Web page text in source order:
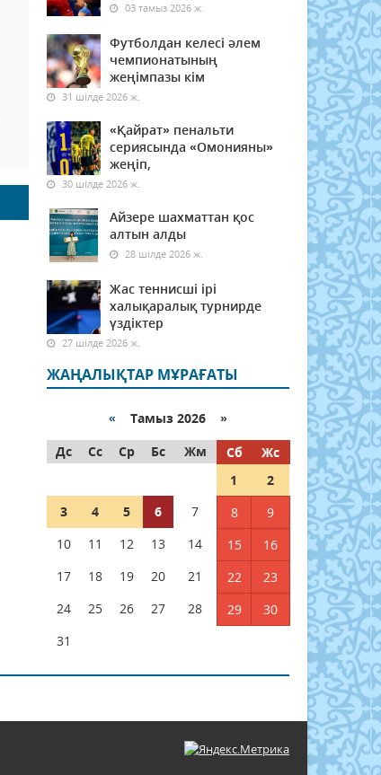
03 тамыз 2026 ж.
Футболдан келесі әлем
чемпионатының
жеңімпазы кім
31 шілде 2026 ж.
«Қайрат» пенальти
сериясында «Омонияны»
жеңіп,
30 шілде 2026 ж.
Айзере шахматтан қос
алтын алды
28 шілде 2026 ж.
Жас теннисші ірі
халықаралық турнирде
үздіктер
27 шілде 2026 ж.
ЖАҢАЛЫҚТАР МҰРАҒАТЫ
« Тамыз 2026 »
Дс
Сс Ср Бс Жм Сб
Жс
1
2
3
4 5 6 7 8
9
10
11 12 13 14 15
16
17
18 19 20 21 22
23
24
25 26 27 28 29
30
31